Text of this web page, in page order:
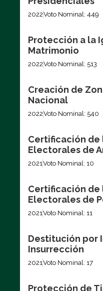
2022Voto Nominal: 449
Protección a la
Matrimonio
2022Voto Nominal: 513
Creación de
Nacional
2022Voto Nominal: 540
Certificación de
Electorales de
2021Voto Nominal: 10
Certificación de
Electorales de
2021Voto Nominal: 11
Destitución por
Insurrección
2021Voto Nominal: 17
Protección de